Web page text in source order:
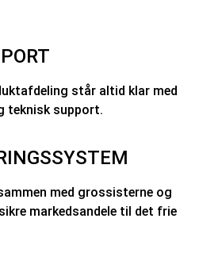
står altid klar med
teknisk support.
med grossisterne og
markedsandele til det frie